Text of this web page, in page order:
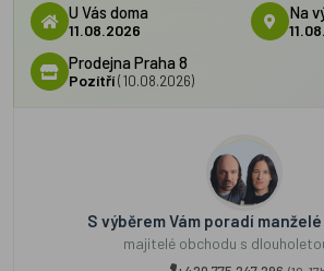
U Vás doma
11.08.2026
Na
Prodejna Praha 8
Pozítří(10.08.2026)
S výběrem Vám poradí
majitelé obchodu s